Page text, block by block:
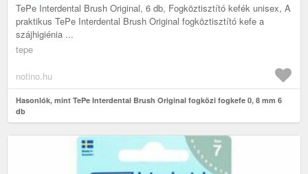
TePe Interdental Brush Original, 6 db, Fogköztisztító kefék unisex, A
praktikus TePe Interdental Brush Original fogköztisztító kefe a
szájhigiénia ...
tepe
notino.hu
Hasonlók, mint TePe Interdental Brush Original fogközi fogkefe 0, 8 mm 6
db